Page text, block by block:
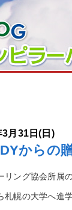
月31日(日)
からの
リング協会所属
札幌の大学へ進